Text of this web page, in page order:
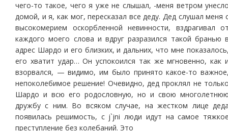
чего-то такое, чего я уже не слышал, -меня ветром
домой, и я, как мог, пересказал все деду. Дед слушал меня
высокомерием оскорбленной невинности, вздрагивал
каждого моего слова и вдруг разразился такой бранью
адрес Шардо и его близких, и дальних, что мне
его хватит удар… Он успокоился так же мгновенно, как
взорвался, — видимо, им было принято какое-то
непоколебимое решение! Очевидно, дед проклял не
Шардо и всю его родословную, но и свою
дружбу с ним. Во всяком случае, на жестком лице
появилась решимость, с j`jni люди идут на самое
преступление без колебаний. Это